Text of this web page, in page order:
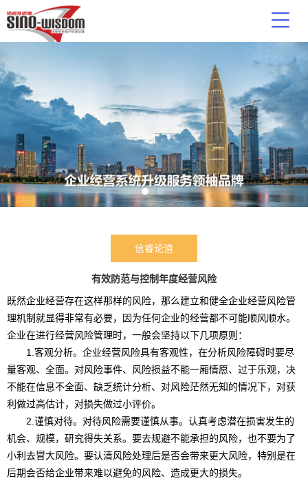
信睿论道
有效防范与控制年度经营风险
既然企业经营存在这样那样的风险，那么建立和健全企业经营风险管
理机制就显得非常有必要，因为任何企业的经营都不可能顺风顺水。
企业在进行经营风险管理时，一般会坚持以下几项原则：
1. 客观分析。企业经营风险具有客观性，在分析风险障碍时要尽
量客观、全面。对风险事件、风险损益不能一厢情愿、过于乐观，决
不能在信息不全面、缺乏统计分析、对风险茫然无知的情况下，对获
利做过高估计，对损失做过小评价。
2. 谨慎对待。对待风险需要谨慎从事。认真考虑潜在损害发生的
机会、规模，研究得失关系。要去规避不能承担的风险，也不要为了
小利去冒大风险。要认清风险处理后是否会带来更大风险，特别是在
后期会否给企业带来难以避免的风险、造成更大的损失。